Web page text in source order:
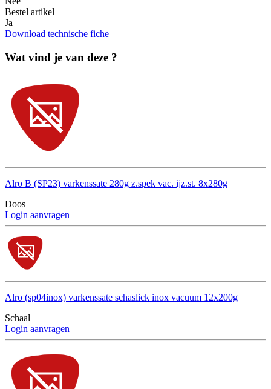
Bestel artikel
Ja
Download technische fiche
Wat vind je van deze ?
Alro B (SP23) varkenssate 280g z.spek vac. ijz.st. 8x280g
Doos
Login aanvragen
Alro (sp04inox) varkenssate schaslick inox vacuum 12x200g
Schaal
Login aanvragen